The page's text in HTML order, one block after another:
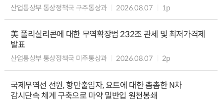
산업통상부 통상정책국 구주통상과 2026.08.07 1p
美 폴리실리콘에 대한 무역확장법 232조 관세 및 최저가격제
발표
산업통상부 통상정책국 미주통상과 2026.08.07 2p
국제무역선 선원, 항만출입자, 요트에 대한 촘촘한 N차
감시단속 체계 구축으로 마약 밀반입 원천봉쇄